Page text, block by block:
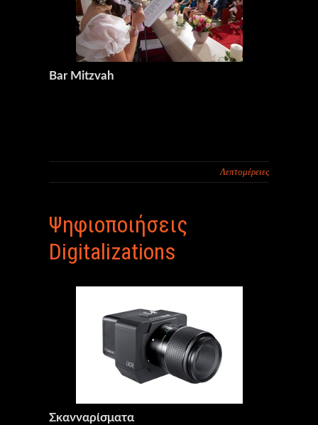
Bar Mitzvah
Λεπτομέρειες
Ψηφιοποιήσεις
Digitalizations
Σκανναρίσματα